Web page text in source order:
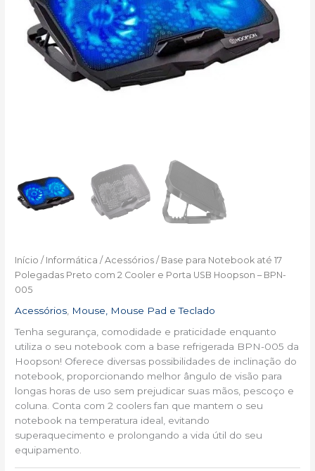
Início / Informática /Acessórios / Base para Notebook até 17
Polegadas Preto com 2 Cooler e Porta USB Hoopson – BPN-
005
Acessórios Mouse, Mouse Pad e Teclado
Tenha segurança, comodidade e praticidade enquanto
utiliza o seu notebook com a base refrigerada BPN-005 da
Hoopson! Oferece diversas possibilidades de inclinação do
notebook, proporcionando melhor ângulo de visão para
longas horas de uso sem prejudicar suas mãos, pescoço e
coluna. Conta com 2 coolers fan que mantem o seu
notebook na temperatura ideal, evitando
superaquecimento e prolongando a vida útil do seu
equipamento.